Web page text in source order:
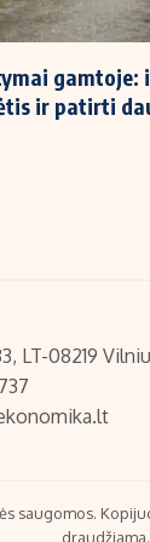
gamtoje:
ir patirti
LT-08219
saugomos.
draudžiama.